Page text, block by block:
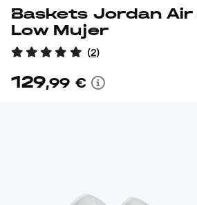
Baskets Jordan Air Jordan 1
Low Mujer
(2)
129,99 €